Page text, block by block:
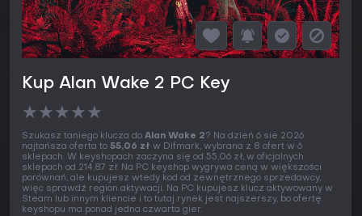
Kup Alan Wake 2 PC Key
★★★★★
Szukasz taniego klucza do Alan Wake 2? Na dzień 6 sie 2026
najtańsza oferta to 55,06 zł w Difmark, wybrana z 8 ofert w 6
sklepach. W keyshopach zaczyna się od 55,06 zł, w oficjalnych
sklepach od 214,87 zł. Na PC keyshop wygrywa ceną w większości
porównań, ale kupujesz wtedy kod od zewnętrznego sprzedawcy,
więc sprawdź region aktywacji. Na PC kupujesz klucz aktywowany w
Steam lub innym kliencie i to tutaj rynek jest najszerszy, bo ofertę
keyshopu ma ponad jedna czwarta gier.